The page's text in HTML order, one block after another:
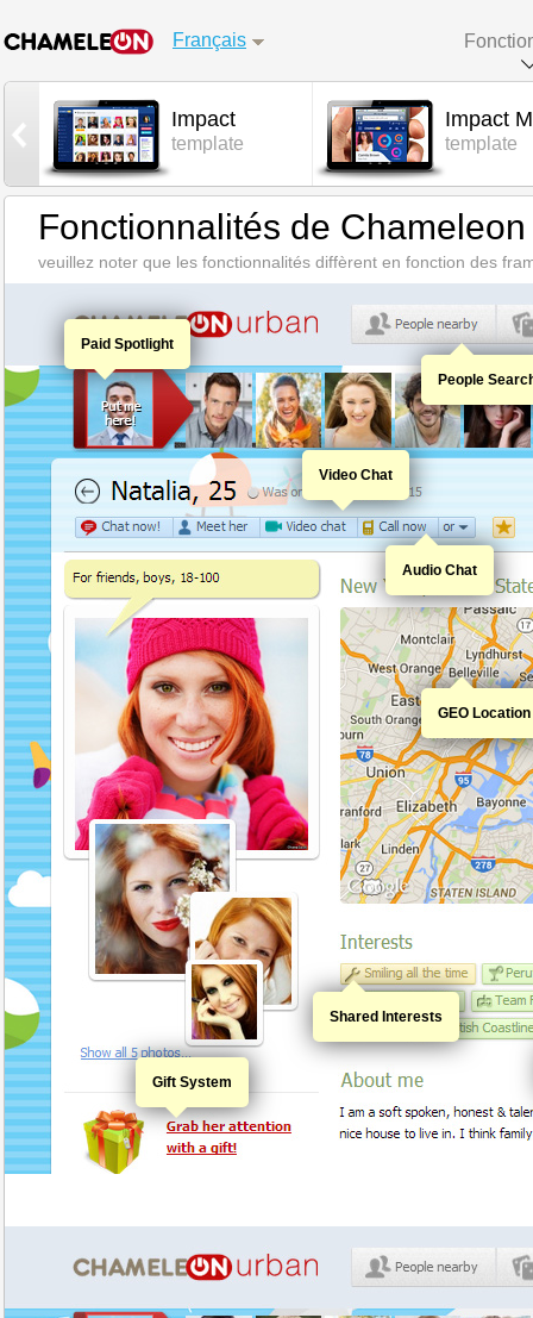
Français
Impact
template
Impact
template
Fonctionnalités de Chameleon
veuillez noter que les fonctionnalités diffèrent en fonction des
Paid Spotlight
Video Chat
GEO Location
People
Gift System
Audio Chat
Shared Interests